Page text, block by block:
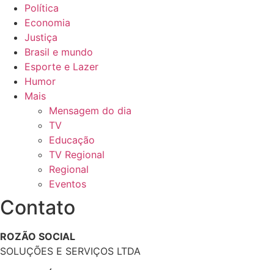
Política
Economia
Justiça
Brasil e mundo
Esporte e Lazer
Humor
Mais
Mensagem do dia
TV
Educação
TV Regional
Regional
Eventos
Contato
ROZÃO SOCIAL
SOLUÇÕES E SERVIÇOS LTDA